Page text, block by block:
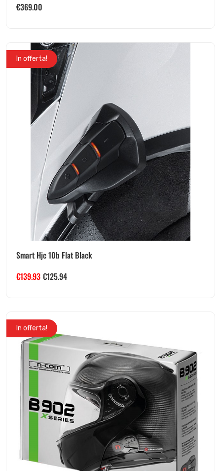
€369.00
In offerta!
Smart Hjc 10b Flat Black
€139.93 €125.94
In offerta!